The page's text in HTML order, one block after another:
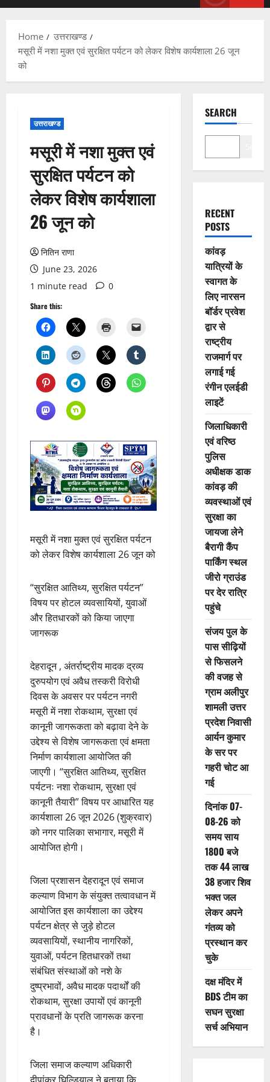
Home
उत्तराखण्ड
मसूरी में नशा मुक्त एवं सुरक्षित पर्यटन को लेकर विशेष कार्यशाला 26 जून
को
उत्तराखण्ड
मसूरी में नशा मुक्त एवं
सुरक्षित पर्यटन को
लेकर विशेष कार्यशाला
26 जून को
नितिन राणा
June 23, 2026
1 minute read
0
Share this:
मसूरी में नशा मुक्त एवं सुरक्षित पर्यटन
को लेकर विशेष कार्यशाला 26 जून को
“सुरक्षित आतिथ्य, सुरक्षित पर्यटन”
विषय पर होटल व्यवसायियों, युवाओं
और हितधारकों को किया जाएगा
जागरूक
देहरादून , अंतर्राष्ट्रीय मादक द्रव्य
दुरुपयोग एवं अवैध तस्करी विरोधी
दिवस के अवसर पर पर्यटन नगरी
मसूरी में नशा रोकथाम, सुरक्षा एवं
कानूनी जागरूकता को बढ़ावा देने के
उद्देश्य से विशेष जागरूकता एवं क्षमता
निर्माण कार्यशाला आयोजित की
जाएगी। “सुरक्षित आतिथ्य, सुरक्षित
पर्यटनः नशा रोकथाम, सुरक्षा एवं
कानूनी तैयारी” विषय पर आधारित यह
कार्यशाला 26 जून 2026 (शुक्रवार)
को नगर पालिका सभागार, मसूरी में
आयोजित होगी।
जिला प्रशासन देहरादून एवं समाज
कल्याण विभाग के संयुक्त तत्वावधान में
आयोजित इस कार्यशाला का उद्देश्य
पर्यटन क्षेत्र से जुड़े होटल
व्यवसायियों, स्थानीय नागरिकों,
युवाओं, पर्यटन हितधारकों तथा
संबंधित संस्थाओं को नशे के
दुष्प्रभावों, अवैध मादक पदार्थों की
रोकथाम, सुरक्षा उपायों एवं कानूनी
प्रावधानों के प्रति जागरूक करना
है।
जिला समाज कल्याण अधिकारी
SEARCH
RECENT
POSTS
कांवड़
यात्रियों के
स्वागत के
लिए नारसन
बॉर्डर प्रवेश
द्वार से
राष्ट्रीय
राजमार्ग पर
लगाई गई
रंगीन एलईडी
लाइटें
जिलाधिकारी
एवं वरिष्ठ
पुलिस
अधीक्षक डाक
कांवड़ की
व्यवस्थाओं एवं
सुरक्षा का
जायजा लेने
बैरागी कैंप
पार्किंग स्थल
जीरो ग्राउंड
पर देर रात्रि
पहुंचे
संजय पुल के
पास सीढ़ियों
से फिसलने
की वजह से
ग्राम अलीपुर
शामली उत्तर
प्रदेश निवासी
आर्यन कुमार
के सर पर
गहरी चोट आ
गई
दिनांक 07-
08-26 को
समय साय
1800 बजे
तक 44 लाख
38 हजार शिव
भक्त जल
लेकर अपने
गंतव्य को
प्रस्थान कर
चुके
दक्ष मंदिर में
BDS टीम का
सघन सुरक्षा
सर्च अभियान